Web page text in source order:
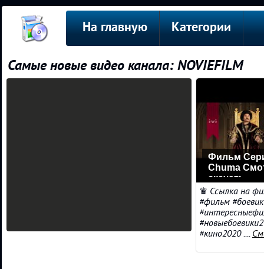
На главную Категории
Самые новые видео канала: NOVIEFILM
Фильм
Chuma
скачать
♛ Ссылка на
#фильм
#кино2020 ....